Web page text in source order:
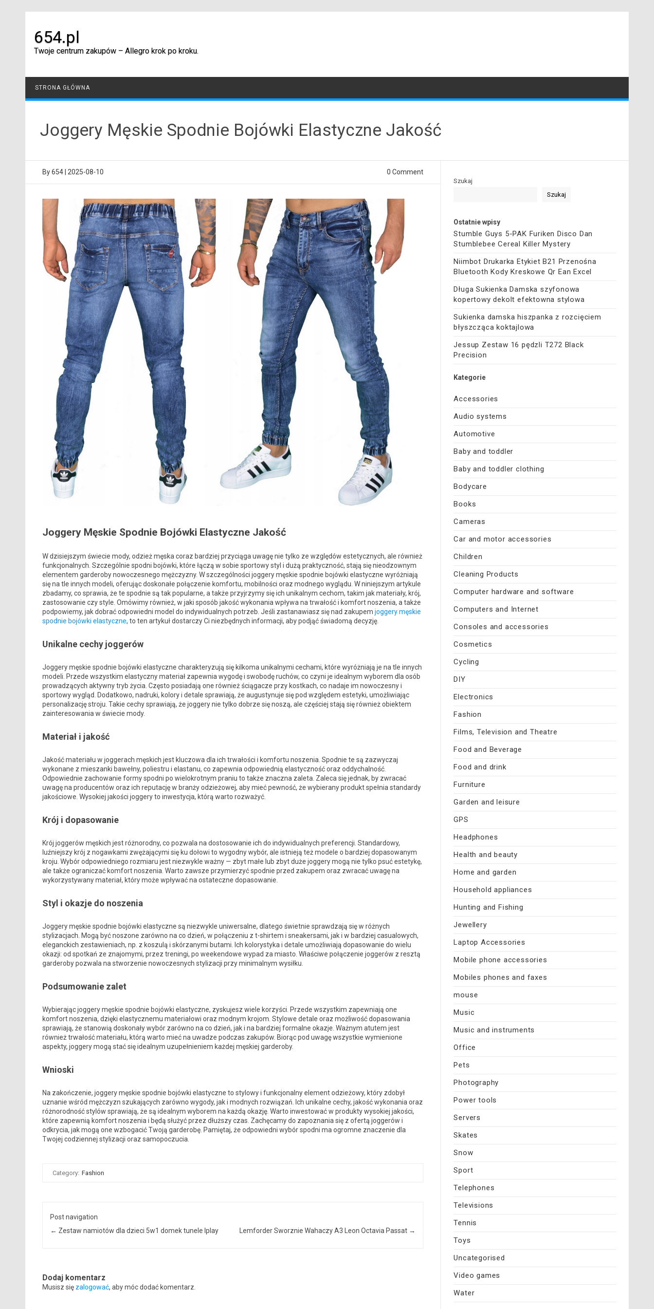
654.pl
Twoje centrum zakupów – Allegro krok po kroku.
STRONA GŁÓWNA
Joggery Męskie Spodnie Bojówki Elastyczne Jakość
By654 2025-08-10 0 Comment
Joggery Męskie Spodnie Bojówki Elastyczne Jakość
W dzisiejszym świecie mody, odzież męska coraz bardziej przyciąga uwagę nie tylko ze względów estetycznych, ale również
funkcjonalnych. Szczególnie spodni bojówki, które łączą w sobie sportowy styl i dużą praktyczność, stają się nieodzownym
elementem garderoby nowoczesnego mężczyzny. W szczególności joggery męskie spodnie bojówki elastyczne wyróżniają
się na tle innych modeli, oferując doskonałe połączenie komfortu, mobilności oraz modnego wyglądu. W niniejszym artykule
zbadamy, co sprawia, że te spodnie są tak popularne, a także przyjrzymy się ich unikalnym cechom, takim jak materiały, krój,
zastosowanie czy style. Omówimy również, w jaki sposób jakość wykonania wpływa na trwałość i komfort noszenia, a także
podpowiemy, jak dobrać odpowiedni model do indywidualnych potrzeb. Jeśli zastanawiasz się nad zakupem joggery męskie
spodnie bojówki elastyczne, to ten artykuł dostarczy Ci niezbędnych informacji, aby podjąć świadomą decyzję.
Unikalne cechy joggerów
Joggery męskie spodnie bojówki elastyczne charakteryzują się kilkoma unikalnymi cechami, które wyróżniają je na tle innych
modeli. Przede wszystkim elastyczny materiał zapewnia wygodę i swobodę ruchów, co czyni je idealnym wyborem dla osób
prowadzących aktywny tryb życia. Często posiadają one również ściągacze przy kostkach, co nadaje im nowoczesny i
sportowy wygląd. Dodatkowo, nadruki, kolory i detale sprawiają, że augustynuje się pod względem estetyki, umożliwiając
personalizację stroju. Takie cechy sprawiają, że joggery nie tylko dobrze się noszą, ale częściej stają się również obiektem
zainteresowania w świecie mody.
Materiał i jakość
Jakość materiału w joggerach męskich jest kluczowa dla ich trwałości i komfortu noszenia. Spodnie te są zazwyczaj
wykonane z mieszanki bawełny, poliestru i elastanu, co zapewnia odpowiednią elastyczność oraz oddychalność.
Odpowiednie zachowanie formy spodni po wielokrotnym praniu to także znaczna zaleta. Zaleca się jednak, by zwracać
uwagę na producentów oraz ich reputację w branży odzieżowej, aby mieć pewność, że wybierany produkt spełnia standardy
jakościowe. Wysokiej jakości joggery to inwestycja, którą warto rozważyć.
Krój i dopasowanie
Krój joggerów męskich jest różnorodny, co pozwala na dostosowanie ich do indywidualnych preferencji. Standardowy,
luźniejszy krój z nogawkami zwężającymi się ku dołowi to wygodny wybór, ale istnieją też modele o bardziej dopasowanym
kroju. Wybór odpowiedniego rozmiaru jest niezwykle ważny — zbyt małe lub zbyt duże joggery mogą nie tylko psuć estetykę,
ale także ograniczać komfort noszenia. Warto zawsze przymierzyć spodnie przed zakupem oraz zwracać uwagę na
wykorzystywany materiał, który może wpływać na ostateczne dopasowanie.
Styl i okazje do noszenia
Joggery męskie spodnie bojówki elastyczne są niezwykle uniwersalne, dlatego świetnie sprawdzają się w różnych
stylizacjach. Mogą być noszone zarówno na co dzień, w połączeniu z t-shirtem i sneakersami, jak i w bardziej casualowych,
eleganckich zestawieniach, np. z koszulą i skórzanymi butami. Ich kolorystyka i detale umożliwiają dopasowanie do wielu
okazji: od spotkań ze znajomymi, przez treningi, po weekendowe wypad za miasto. Właściwe połączenie joggerów z resztą
garderoby pozwala na stworzenie nowoczesnych stylizacji przy minimalnym wysiłku.
Podsumowanie zalet
Wybierając joggery męskie spodnie bojówki elastyczne, zyskujesz wiele korzyści. Przede wszystkim zapewniają one
komfort noszenia, dzięki elastycznemu materiałowi oraz modnym krojom. Stylowe detale oraz możliwość dopasowania
sprawiają, że stanowią doskonały wybór zarówno na co dzień, jak i na bardziej formalne okazje. Ważnym atutem jest
również trwałość materiału, którą warto mieć na uwadze podczas zakupów. Biorąc pod uwagę wszystkie wymienione
aspekty, joggery mogą stać się idealnym uzupełnieniem każdej męskiej garderoby.
Wnioski
Na zakończenie, joggery męskie spodnie bojówki elastyczne to stylowy i funkcjonalny element odzieżowy, który zdobył
uznanie wśród mężczyzn szukających zarówno wygody, jak i modnych rozwiązań. Ich unikalne cechy, jakość wykonania oraz
różnorodność stylów sprawiają, że są idealnym wyborem na każdą okazję. Warto inwestować w produkty wysokiej jakości,
które zapewnią komfort noszenia i będą służyć przez dłuższy czas. Zachęcamy do zapoznania się z ofertą joggerów i
odkrycia, jak mogą one wzbogacić Twoją garderobę. Pamiętaj, że odpowiedni wybór spodni ma ogromne znaczenie dla
Twojej codziennej stylizacji oraz samopoczucia.
Category: Fashion
Post navigation
← Zestaw namiotów dla dzieci 5w1 domek tunele Iplay Lemforder Sworznie Wahaczy A3 Leon Octavia Passat →
Dodaj komentarz
Musisz się zalogować, aby móc dodać komentarz.
Szukaj
Szukaj
Ostatnie wpisy
Stumble Guys 5-PAK Furiken Disco Dan
Stumblebee Cereal Killer Mystery
Niimbot Drukarka Etykiet B21 Przenośna
Bluetooth Kody Kreskowe Qr Ean Excel
Długa Sukienka Damska szyfonowa
kopertowy dekolt efektowna stylowa
Sukienka damska hiszpanka z rozcięciem
błyszcząca koktajlowa
Jessup Zestaw 16 pędzli T272 Black
Precision
Kategorie
Accessories
Audio systems
Automotive
Baby and toddler
Baby and toddler clothing
Bodycare
Books
Cameras
Car and motor accessories
Children
Cleaning Products
Computer hardware and software
Computers and Internet
Consoles and accessories
Cosmetics
Cycling
DIY
Electronics
Fashion
Films, Television and Theatre
Food and Beverage
Food and drink
Furniture
Garden and leisure
GPS
Headphones
Health and beauty
Home and garden
Household appliances
Hunting and Fishing
Jewellery
Laptop Accessories
Mobile phone accessories
Mobiles phones and faxes
mouse
Music
Music and instruments
Office
Pets
Photography
Power tools
Servers
Skates
Snow
Sport
Telephones
Televisions
Tennis
Toys
Uncategorised
Video games
Water